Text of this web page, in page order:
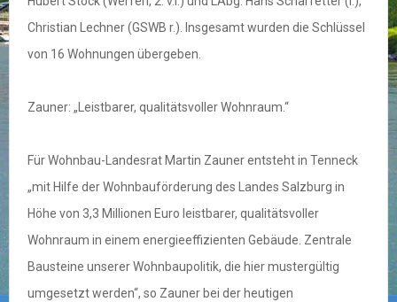
Christian Lechner (GSWB r.). Insgesamt wurden die Schlüssel
von 16 Wohnungen übergeben.
Zauner: „Leistbarer, qualitätsvoller Wohnraum.“
Für Wohnbau-Landesrat Martin Zauner entsteht in Tenneck
„mit Hilfe der Wohnbauförderung des Landes Salzburg in
Höhe von 3,3 Millionen Euro leistbarer, qualitätsvoller
Wohnraum in einem energieeffizienten Gebäude. Zentrale
Bausteine unserer Wohnbaupolitik, die hier mustergültig
umgesetzt werden“, so Zauner bei der heutigen